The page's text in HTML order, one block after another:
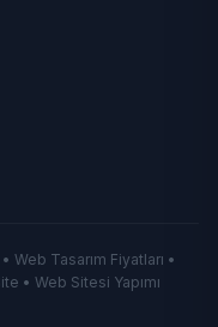
Web Tasarım Fiyatları •
• Web Sitesi Yapımı